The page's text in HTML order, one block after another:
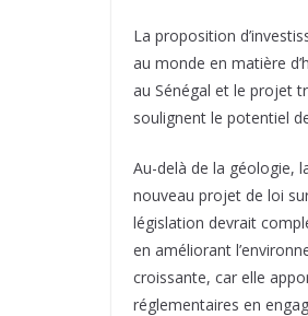
La proposition
au monde en matière
au Sénégal et le projet
soulignent le potentiel
Au-delà de la géologie,
nouveau projet de loi
législation devrait
en améliorant
croissante, car elle
réglementaires en